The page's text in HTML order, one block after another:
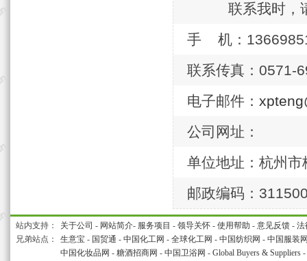
联系我时，
手 机：
联系传真：0571-
电子邮件：
公司网址：
单位地址：杭州
邮政编码：
站内支持： 关于公司 - 网站简介- 服务项目 - 领导关怀 - 使用帮助 - 意见反馈 - 法
兄弟站点：
生意宝 - 国贸通 - 中国化工网 - 全球化工网 - 中国纺织网 - 中国服装
中国化妆品网 - 糖酒招商网 - 中国卫浴网 - Global Buyers & Suppliers -